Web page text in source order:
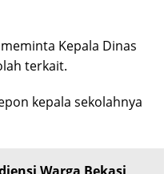
Kepala Dinas
terkait.
kepala sekolahnya